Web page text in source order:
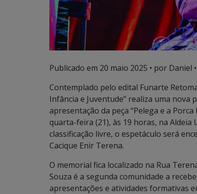
Publicado em 20 maio 2025 • por Daniel •
Contemplado pelo edital Funarte
Infância e Juventude” realiza uma nova
apresentação da peça “Pelega e a
quarta-feira (21), às 19 horas, na
classificação livre, o espetáculo será
Cacique Enir Terena.
O memorial fica localizado na Rua
Souza é a segunda comunidade a
apresentações e atividades formativas